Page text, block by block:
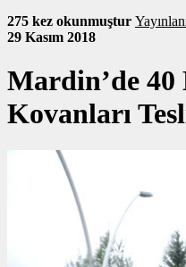
275 kez okunmuştur
29 Kasım 2018
Mardin’de 40
Kovanları